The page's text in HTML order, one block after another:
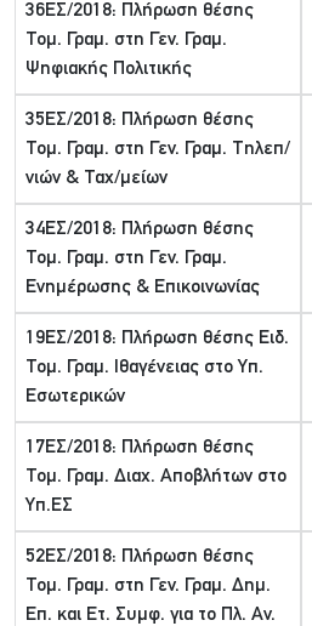
36ΕΣ/2018: Πλήρωση θέσης
Τομ. Γραμ. στη Γεν. Γραμ.
Ψηφιακής Πολιτικής
35ΕΣ/2018: Πλήρωση θέσης
Τομ. Γραμ. στη Γεν. Γραμ. Τηλεπ/
νιών & Ταχ/μείων
34ΕΣ/2018: Πλήρωση θέσης
Τομ. Γραμ. στη Γεν. Γραμ.
Ενημέρωσης & Επικοινωνίας
19ΕΣ/2018: Πλήρωση θέσης Ειδ.
Τομ. Γραμ. Ιθαγένειας στο Υπ.
Εσωτερικών
17ΕΣ/2018: Πλήρωση θέσης
Τομ. Γραμ. Διαχ. Αποβλήτων στο
Υπ.ΕΣ
52ΕΣ/2018: Πλήρωση θέσης
Τομ. Γραμ. στη Γεν. Γραμ. Δημ.
Επ. και Ετ. Συμφ. για το Πλ. Αν.